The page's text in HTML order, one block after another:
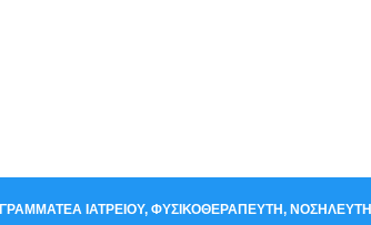
ΓΡΑΜΜΑΤΈΑ ΙΑΤΡΕΊΟΥ, ΦΥΣΙΚΟΘΕΡΑΠΕΥΤΉ, ΝΟΣΗΛΕΥΤΉ